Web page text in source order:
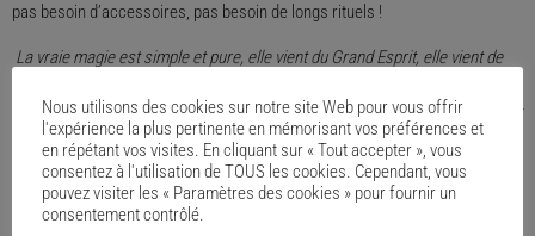
pas besoin d’accessoires, pas besoin de longs rituels !
La vraie magie est simple et pure, elle vient du Grand Esprit, elle vient de
véhicule la beauté. Vivre une vie magique n’a pas à être difficile, vous n’avez
pas besoin de tout savoir tout de suite, et vous pouvez prendre votre temps
pour faire les choses lentement ou simplement à une vitesse qui vous met
le plus à l’aise. En outre, il y a encore beaucoup de puissance dans la
simplicité….Le plus passionnant dans notre Art est de découvrir chaque
Nous utilisons des cookies sur notre site Web pour vous offrir
l'expérience la plus pertinente en mémorisant vos préférences et
en répétant vos visites. En cliquant sur « Tout accepter », vous
consentez à l'utilisation de TOUS les cookies. Cependant, vous
pouvez visiter les « Paramètres des cookies » pour fournir un
consentement contrôlé.